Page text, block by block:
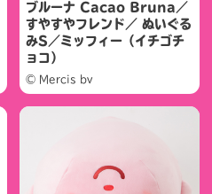
ブルーナ Cacao Bruna／
すやすやフレンド／ ぬいぐる
みS／ミッフィー（イチゴチ
ョコ）
© Mercis bv